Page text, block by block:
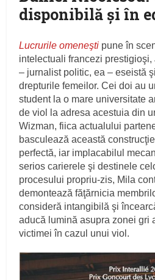
disponibilă şi în
Lucrurile omeneşti pune în
intelectuali francezi prestigioşi,
– jurnalist politic, ea – eseistă
drepturile femeilor. Cei doi au
student la o mare universitate
de viol la adresa acestuia din
Wizman, fiica actualului
basculează această
perfectă, iar implacabilul
serios carierele şi destinele
procesului propriu-zis, Mila
demontează făţărnicia
consideră intangibilă şi
aducă lumină asupra zonei gri
victimei în cazul unui viol.